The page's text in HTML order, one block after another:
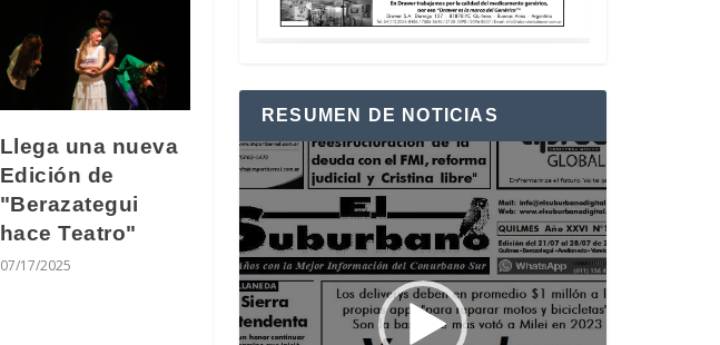
Llega una nueva
Edición de
"Berazategui
hace Teatro"
07/17/2025
RESUMEN DE NOTICIAS
Reproductor
de
vídeo